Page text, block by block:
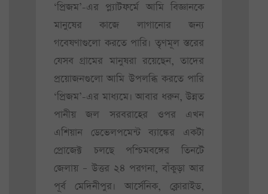
‘প্রিজম’-এর প্ল্যাটফর্মে আমি বিজ্ঞানকে
মানুষের কাজে লাগানোর জন্য
গবেষণাগুলো করতে পারি। তৃণমূল স্তরের
যেসব গ্রামের মানুষরা রয়েছেন, তাদের
প্রয়োজনগুলো আমি উপলব্ধি করতে পারি
‘প্রিজম’-এর মাধ্যমে। আবার ধরুন, উন্নত
পানীয় জল সরবরাহের ওপর এখন
এশিয়ান ডেভেলপমেন্ট ব্যাঙ্কের একটা
প্রোজেক্ট চলছে পশ্চিমবঙ্গের তিনটে
জেলায় – উত্তর ২৪ পরগনা, বাঁকুড়া আর
পূর্ব মেদিনীপুর। আর্সেনিক, ক্লোরাইড,